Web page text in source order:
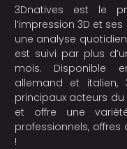
3Dnatives est le
l’impression 3D et
une analyse
est suivi par plus
mois. Disponible
allemand et italien,
principaux acteurs
et offre une
professionnels, offres
!